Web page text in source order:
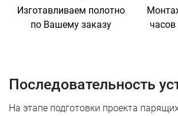
Изготавливаем полотно
по Вашему заказу
часов
Последовательность
На этапе подготовки проекта